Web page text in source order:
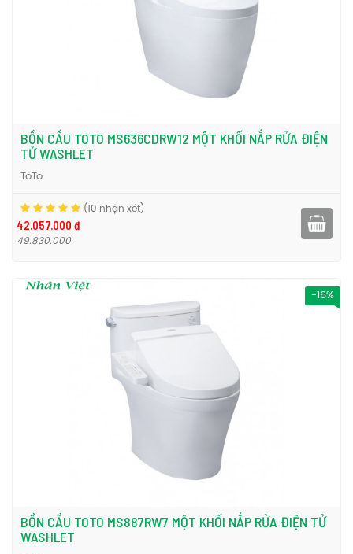
BỒN CẦU TOTO MS636CDRW12 MỘT KHỐI NẮP RỬA ĐIỆN
TỬ WASHLET
ToTo
(10 nhận xét)
42.057.000 đ
49.830.000
-16%
BỒN CẦU TOTO MS887RW7 MỘT KHỐI NẮP RỬA ĐIỆN TỬ
WASHLET